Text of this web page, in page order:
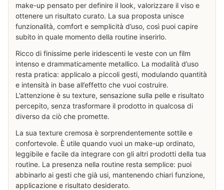
make-up pensato per definire il look, valorizzare il viso e
ottenere un risultato curato. La sua proposta unisce
funzionalità, comfort e semplicità d’uso, così puoi capire
subito in quale momento della routine inserirlo.
Ricco di finissime perle iridescenti le veste con un film
intenso e drammaticamente metallico. La modalità d’uso
resta pratica: applicalo a piccoli gesti, modulando quantità
e intensità in base all’effetto che vuoi costruire.
L’attenzione è su texture, sensazione sulla pelle e risultato
percepito, senza trasformare il prodotto in qualcosa di
diverso da ciò che promette.
La sua texture cremosa è sorprendentemente sottile e
confortevole. È utile quando vuoi un make-up ordinato,
leggibile e facile da integrare con gli altri prodotti della tua
routine. La presenza nella routine resta semplice: puoi
abbinarlo ai gesti che già usi, mantenendo chiari funzione,
applicazione e risultato desiderato.